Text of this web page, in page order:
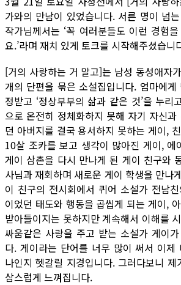
가와의 만남이 있었습니다. 서른 명이 넘
작가님께서는 ‘꼭 여러분들도 이런 경험
요.’라며 재치 있게 토크를 시작해주셨습니
[거의 사랑하는 거 말고]는 남성 동성애자
개의 단편을 묶은 소설집입니다. 엄마에게
정받고 ‘정상부부의 삶과 같은 것’을 누리
으로 온전히 정체화하지 못해 자기 자신과
던 아버지를 결국 용서하지 못하는 게이,
10살 조카를 보고 생각이 많아진 게이, 에
게이 삼촌을 다시 만나게 된 게이 친구와
사님과 재회하며 새로운 게이 학생을 만나
이 친구의 전시회에서 퀴어 소설가 전남
이었던 태도와 행동을 곱씹게 되는 게이,
받아들이지는 못하지만 계속해서 이해를
싸움같은 사랑을 주고 받는 소설가 게이
다. 게이라는 단어를 너무 많이 써서 이제
나인지 헷갈릴 지경입니다. 그러다보니
삼스럽게 느껴집니다.